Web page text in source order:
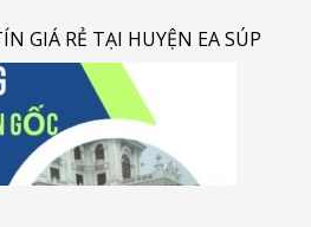
GIÁ RẺ TẠI HUYỆN EA SÚP